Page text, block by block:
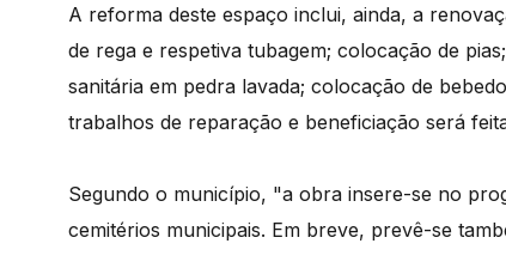
A reforma deste espaço inclui, ainda, a
de rega e respetiva tubagem; colocação de
sanitária em pedra lavada; colocação de
trabalhos de reparação e beneficiação será
Segundo o município, "a obra insere-se no
cemitérios municipais. Em breve, prevê-se